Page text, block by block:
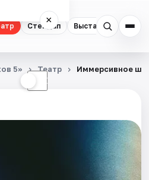
Стендап Выставки
×
☾
5» Театр Иммерсивное